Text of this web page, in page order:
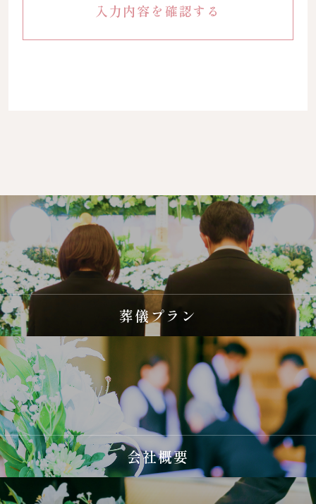
入力内容を確認する
葬儀プラン
会社概要